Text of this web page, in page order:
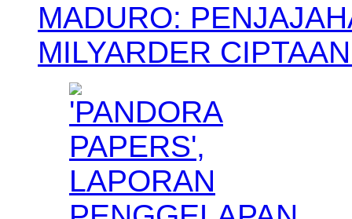
MADURO:
MILYARDER